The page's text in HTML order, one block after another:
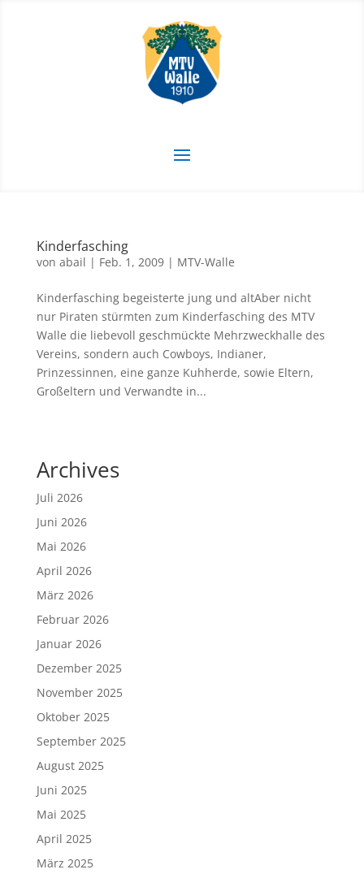
Kinderfasching
von abail | Feb. 1, 2009| MTV-Walle
Kinderfasching begeisterte jung und altAber nicht
nur Piraten stürmten zum Kinderfasching des MTV
Walle die liebevoll geschmückte Mehrzweckhalle des
Vereins, sondern auch Cowboys, Indianer,
Prinzessinnen, eine ganze Kuhherde, sowie Eltern,
Großeltern und Verwandte in...
Archives
Juli 2026
Juni 2026
Mai 2026
April 2026
März 2026
Februar 2026
Januar 2026
Dezember 2025
November 2025
Oktober 2025
September 2025
August 2025
Juni 2025
Mai 2025
April 2025
März 2025